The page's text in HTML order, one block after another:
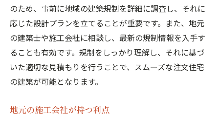
のため、事前に地域の建築規制を詳細に調査し、それに
応じた設計プランを立てることが重要です。また、地元
の建築士や施工会社に相談し、最新の規制情報を入手す
ることも有効です。規制をしっかり理解し、それに基づ
いた適切な見積もりを行うことで、スムーズな注文住宅
の建築が可能となります。
地元の施工会社が持つ利点